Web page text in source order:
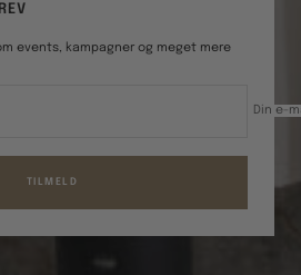
events, kampagner og meget mere
Din e-
TILMELD